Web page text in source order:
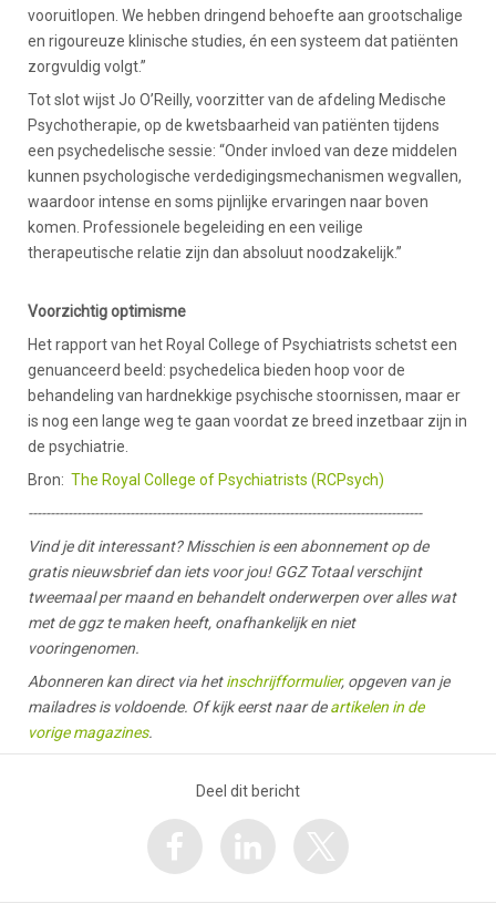
vooruitlopen. We hebben dringend behoefte aan grootschalige
en rigoureuze klinische studies, én een systeem dat patiënten
zorgvuldig volgt.”
Tot slot wijst Jo O’Reilly, voorzitter van de afdeling Medische
Psychotherapie, op de kwetsbaarheid van patiënten tijdens
een psychedelische sessie: “Onder invloed van deze middelen
kunnen psychologische verdedigingsmechanismen wegvallen,
waardoor intense en soms pijnlijke ervaringen naar boven
komen. Professionele begeleiding en een veilige
therapeutische relatie zijn dan absoluut noodzakelijk.”
Voorzichtig optimisme
Het rapport van het Royal College of Psychiatrists schetst een
genuanceerd beeld: psychedelica bieden hoop voor de
behandeling van hardnekkige psychische stoornissen, maar er
is nog een lange weg te gaan voordat ze breed inzetbaar zijn in
de psychiatrie.
Bron: The Royal College of Psychiatrists (RCPsych)
-----------------------------------------------------------------------------------------
Vind je dit interessant? Misschien is een abonnement op de
gratis nieuwsbrief dan iets voor jou! GGZ Totaal verschijnt
tweemaal per maand en behandelt onderwerpen over alles wat
met de ggz te maken heeft, onafhankelijk en niet
vooringenomen.
Abonneren kan direct via hetinschrijfformulier, opgeven van je
mailadres is voldoende. Of kijk eerst naar deartikelen in de
vorige magazines.
Deel dit bericht